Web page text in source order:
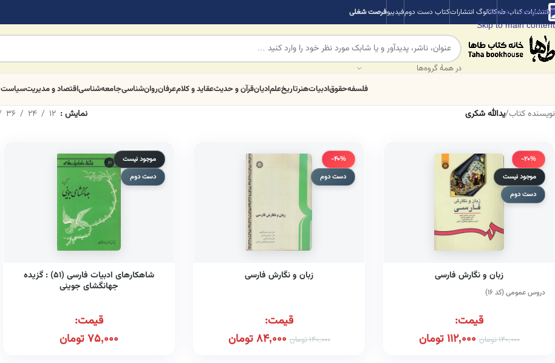
Skip to navigation
Skip to main content
انتشارات کتاب طهکاتالوگ انتشاراتکتاب دست دومفیدیبوفرصت شغلی
در همهٔ گروه‌ها
فلسفهحقوقادبیاتهنرتاریخعلمادیانقرآن و حدیثعقاید و کلامعرفانروان‌شناسیجامعه‌شناسیاقتصاد و مدیریتسیاست
نویسنده کتاب/یدالله شکری نمایش 12
24
36
-20%
موجود نیست
دست دوم
زبان و نگارش فارسی
دروس عمومی (کد ۱۶)
قیمت:
140,000تومان 112,000تومان
-40%
دست دوم
زبان و نگارش فارسی
قیمت:
140,000تومان 84,000تومان
موجود نیست
دست دوم
شاهکارهای ادبیات فارسی (۵۱) : گزیده
جهانگشای جوینی
قیمت:
75,000تومان